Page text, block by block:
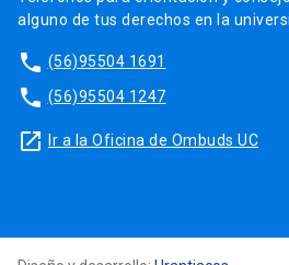
alguno de tus derechos en la
phone (56)95504 1691
phone (56)95504 1247
launch Ir a la Oficina de Ombuds UC